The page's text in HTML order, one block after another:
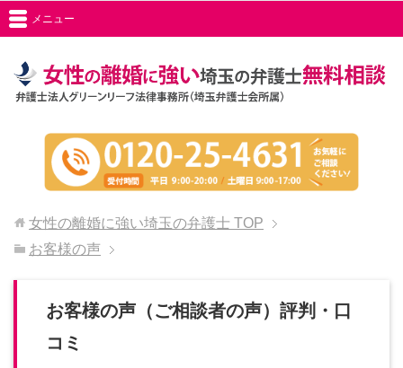
メニュー
女性の離婚に強い埼玉の弁護士 TOP
お客様の声
お客様の声（ご相談者の声）評判・口
コミ